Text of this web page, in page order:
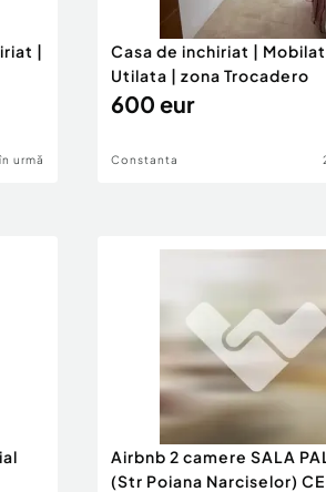
|
urmă
Casa de inchiriat |
Utilata | zona Trocadero
600 eur
Constanta
Airbnb 2 camere SALA
(Str Poiana Narciselor)